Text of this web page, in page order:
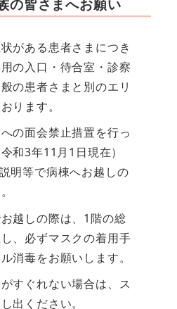
がある患者さまにつき
の入口・待合室・診察
の患者さまと別のエリ
ります。
の面会禁止措置を行っ
和3年11月1日現在）
明等で病棟へお越しの
越しの際は、1階の総
、必ずマスクの着用手
消毒をお願いします。
すぐれない場合は、ス
出ください。